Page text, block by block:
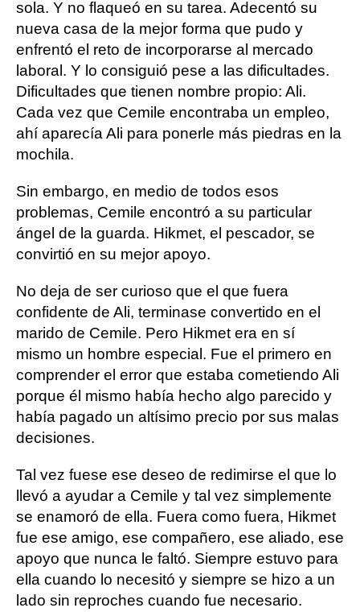
sola. Y no flaqueó en su tarea. Adecentó su
nueva casa de la mejor forma que pudo y
enfrentó el reto de incorporarse al mercado
laboral. Y lo consiguió pese a las dificultades.
Dificultades que tienen nombre propio: Ali.
Cada vez que Cemile encontraba un empleo,
ahí aparecía Ali para ponerle más piedras en la
mochila.
Sin embargo, en medio de todos esos
problemas, Cemile encontró a su particular
ángel de la guarda. Hikmet, el pescador, se
convirtió en su mejor apoyo.
No deja de ser curioso que el que fuera
confidente de Ali, terminase convertido en el
marido de Cemile. Pero Hikmet era en sí
mismo un hombre especial. Fue el primero en
comprender el error que estaba cometiendo Ali
porque él mismo había hecho algo parecido y
había pagado un altísimo precio por sus malas
decisiones.
Tal vez fuese ese deseo de redimirse el que lo
llevó a ayudar a Cemile y tal vez simplemente
se enamoró de ella. Fuera como fuera, Hikmet
fue ese amigo, ese compañero, ese aliado, ese
apoyo que nunca le faltó. Siempre estuvo para
ella cuando lo necesitó y siempre se hizo a un
lado sin reproches cuando fue necesario.